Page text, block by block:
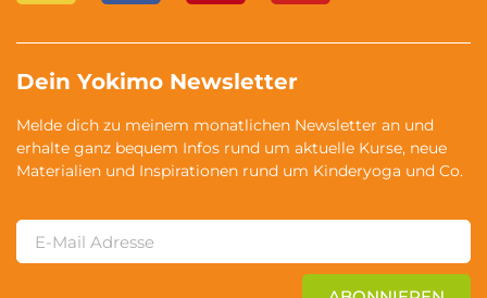
Dein Yokimo Newsletter
Melde dich zu meinem monatlichen Newsletter an und
erhalte ganz bequem Infos rund um aktuelle Kurse, neue
Materialien und Inspirationen rund um Kinderyoga und Co.